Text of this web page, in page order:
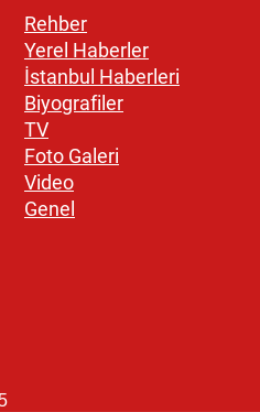
Rehber
Yerel Haberler
İstanbul Haberleri
Biyografiler
TV
Foto Galeri
Video
Genel